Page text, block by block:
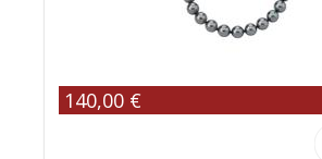
140,00 €